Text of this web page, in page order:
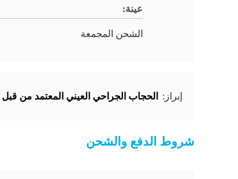
عينة:
الشحن المجمعة
إبراز: الحجاب الجراحي العيني المعتمد من قبل CE
شروط الدفع والشحن